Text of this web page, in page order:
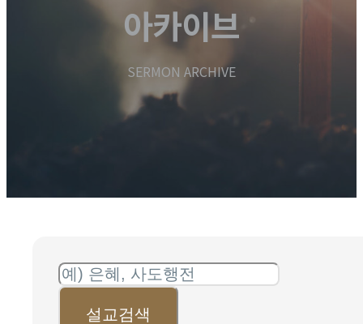
아카이브
SERMON ARCHIVE
설교검색